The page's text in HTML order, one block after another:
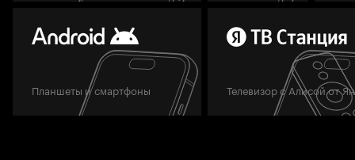
Планшеты и смартфоны Телевизор с Алисой от